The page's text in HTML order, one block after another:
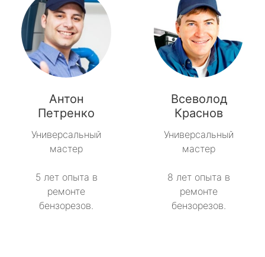
Антон
Петренко
Универсальный
мастер
5 лет опыта в
ремонте
бензорезов.
Всеволод
Краснов
Универсальный
мастер
8 лет опыта в
ремонте
бензорезов.